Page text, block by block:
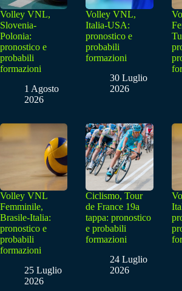
Volley VNL,
Slovenia-
Polonia:
pronostico e
probabili
formazioni
1 Agosto
2026
Volley VNL,
Italia-USA:
pronostico e
probabili
formazioni
30 Luglio
2026
Volley VNL
Femminile,
Brasile-Italia:
pronostico e
probabili
formazioni
25 Luglio
2026
Ciclismo, Tour
de France 19a
tappa: pronostico
e probabili
formazioni
24 Luglio
2026